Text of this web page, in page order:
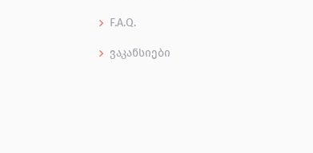
F.A.Q.
ვაკანსიები